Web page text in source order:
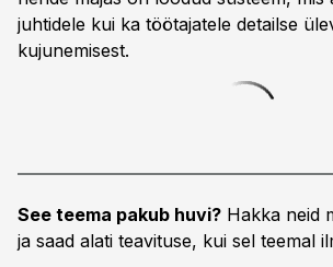
juhtidele kui ka töötajatele detailse
kujunemisest.
See teema pakub huvi? Hakka neid
ja saad alati teavituse, kui sel teemal